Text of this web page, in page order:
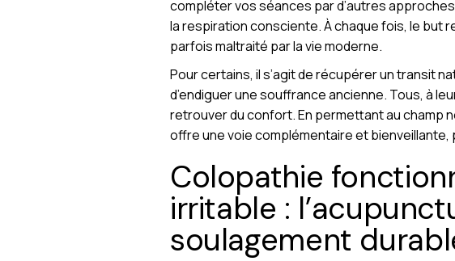
compléter vos séances par d’autres
la respiration consciente. À chaque fois, le but
parfois maltraité par la vie moderne.
Pour certains, il s’agit de récupérer un transit
d’endiguer une souffrance ancienne. Tous, à
retrouver du confort. En permettant au champ
offre une voie complémentaire et
Colopathie
irritable :
soulagement